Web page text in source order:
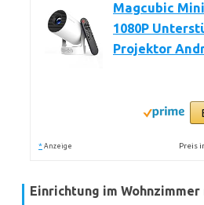
Magcubic
1080P
Projektor
* Anzeige Preis
Einrichtung im